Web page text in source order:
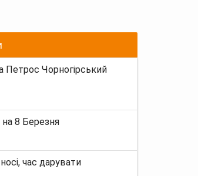
Петрос Чорногірський
на 8 Березня
час дарувати